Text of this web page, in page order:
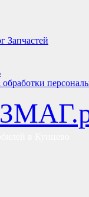
Запчастей